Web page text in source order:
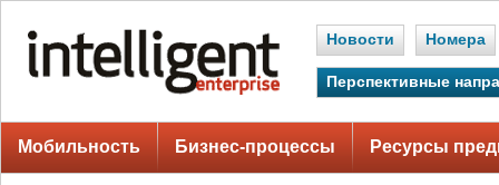
Новости Номера
Перспективные
Мобильность Бизнес-процессы Ресурсы